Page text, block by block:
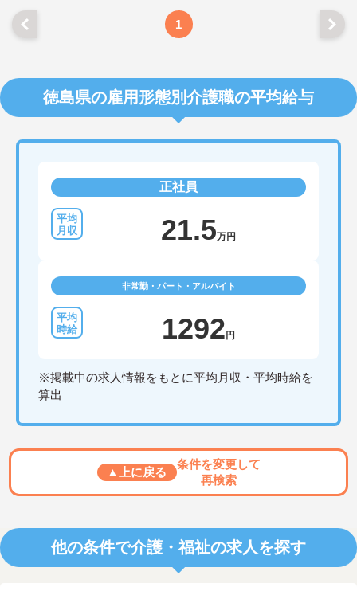
1
徳島県の雇用形態別介護職の平均給与
正社員
21.5万円
非常勤・パート・アルバイト
1292 円
※掲載中の求人情報をもとに平均月収・平均時給を
算出
▲上に戻る
条件を変更して
再検索
他の条件で介護・福祉の求人を探す